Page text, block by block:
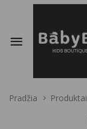
Pradžia Produktai